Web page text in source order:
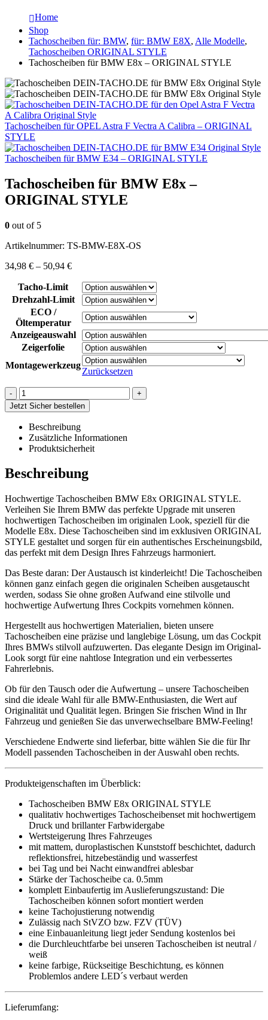
Home
Shop
Tachoscheiben für: BMW, für: BMW E8X, Alle Modelle,
Tachoscheiben ORIGINAL STYLE
Tachoscheiben für BMW E8x – ORIGINAL STYLE
Tachoscheiben für OPEL Astra F Vectra A Calibra – ORIGINAL
STYLE
Tachoscheiben für BMW E34 – ORIGINAL STYLE
Tachoscheiben für BMW E8x –
ORIGINAL STYLE
0 out of 5
Artikelnummer: TS-BMW-E8X-OS
34,98 € – 50,94 €
Tacho-Limit
Drehzahl-Limit
ECO /
Öltemperatur
Anzeigeauswahl
Zeigerfolie
Montagewerkzeug
Zurücksetzen
-
+
Jetzt Sicher bestellen
Beschreibung
Zusätzliche Informationen
Produktsicherheit
Beschreibung
Hochwertige Tachoscheiben BMW E8x ORIGINAL STYLE.
Verleihen Sie Ihrem BMW das perfekte Upgrade mit unseren
hochwertigen Tachoscheiben im originalen Look, speziell für die
Modelle E8x. Diese Tachoscheiben sind im exklusiven ORIGINAL
STYLE gestaltet und sorgen für ein authentisches Erscheinungsbild,
das perfekt mit dem Design Ihres Fahrzeugs harmoniert.
Das Beste daran: Der Austausch ist kinderleicht! Die Tachoscheiben
können ganz einfach gegen die originalen Scheiben ausgetauscht
werden, sodass Sie ohne großen Aufwand eine stilvolle und
hochwertige Aufwertung Ihres Cockpits vornehmen können.
Hergestellt aus hochwertigen Materialien, bieten unsere
Tachoscheiben eine präzise und langlebige Lösung, um das Cockpit
Ihres BMWs stilvoll aufzuwerten. Das elegante Design im Original-
Look sorgt für eine nahtlose Integration und ein verbessertes
Fahrerlebnis.
Ob für den Tausch oder die Aufwertung – unsere Tachoscheiben
sind die ideale Wahl für alle BMW-Enthusiasten, die Wert auf
Originalität und Qualität legen. Bringen Sie frischen Wind in Ihr
Fahrzeug und genießen Sie das unverwechselbare BMW-Feeling!
Verschiedene Endwerte sind lieferbar, bitte wählen Sie die für Ihr
Modell passenden Tachoscheiben in der Auswahl oben rechts.
Produkteigenschaften im Überblick:
Tachoscheiben BMW E8x ORIGINAL STYLE
qualitativ hochwertiges Tachoscheibenset mit hochwertigem
Druck und brillanter Farbwidergabe
Wertsteigerung Ihres Fahrzeuges
mit mattem, duroplastischen Kunststoff beschichtet, dadurch
reflektionsfrei, hitzebeständig und wasserfest
bei Tag und bei Nacht einwandfrei ablesbar
Stärke der Tachoscheibe ca. 0.5mm
komplett Einbaufertig im Auslieferungszustand: Die
Tachoscheiben können sofort montiert werden
keine Tachojustierung notwendig
Zulässig nach StVZO bzw. FZV (TÜV)
eine Einbauanleitung liegt jeder Sendung kostenlos bei
die Durchleuchtfarbe bei unseren Tachoscheiben ist neutral /
weiß
keine farbige, Rückseitige Beschichtung, es können
Problemlos andere LED´s verbaut werden
Lieferumfang: